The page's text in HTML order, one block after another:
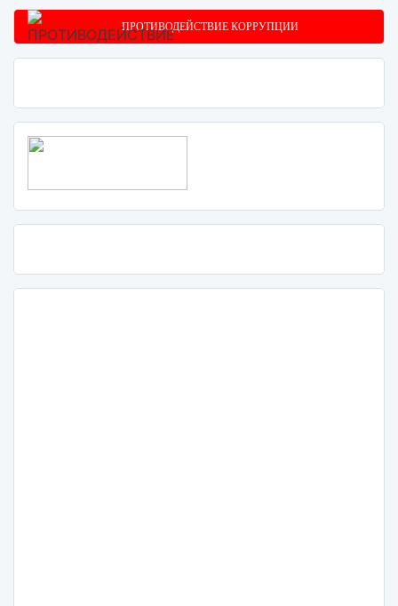
ПРОТИВОДЕЙСТВИЕ КОРРУПЦИИ